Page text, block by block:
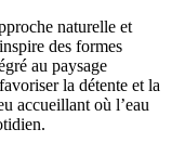
naturelle et
des formes
au paysage
la détente et la
accueillant où l’eau